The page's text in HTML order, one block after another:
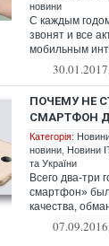
новини
С каждым
звонят и все
мобильным
очередь - из-
ПОЧЕМУ НЕ
СМАРТФОН
Категорія:
новини Новини
та України
Всего два-три
смартфон»
качества,
сегодня все